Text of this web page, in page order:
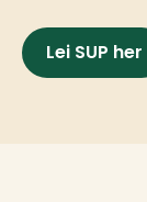
Lei SUP her